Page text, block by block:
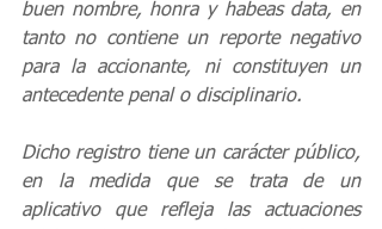
buen nombre, honra y habeas data, en
tanto no contiene un reporte negativo
para la accionante, ni constituyen un
antecedente penal o disciplinario.
Dicho registro tiene un carácter público,
en la medida que se trata de un
aplicativo que refleja las actuaciones